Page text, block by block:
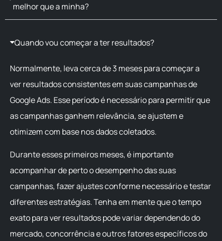
melhor que a minha?
Quando vou começar a ter resultados?
Normalmente, leva cerca de 3 meses para começar a
ver resultados consistentes em suas campanhas de
Google Ads. Esse período é necessário para permitir que
as campanhas ganhem relevância, se ajustem e
otimizem com base nos dados coletados.
Durante esses primeiros meses, é importante
acompanhar de perto o desempenho das suas
campanhas, fazer ajustes conforme necessário e testar
diferentes estratégias. Tenha em mente que o tempo
exato para ver resultados pode variar dependendo do
mercado, concorrência e outros fatores específicos do